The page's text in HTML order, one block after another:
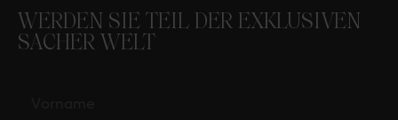
WERDEN SIE TEIL DER EXKLUSIVEN
SACHER WELT